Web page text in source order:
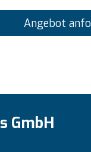
Angebot
GmbH